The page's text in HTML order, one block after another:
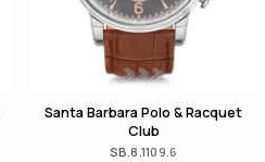
Santa Barbara Polo & Racquet
Club
SB.8.1109.6